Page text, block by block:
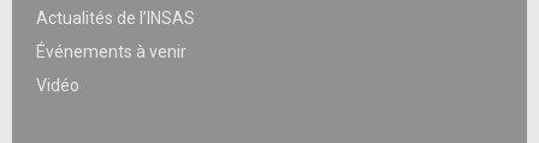
Actualités de l’INSAS
Événements à venir
Vidéo